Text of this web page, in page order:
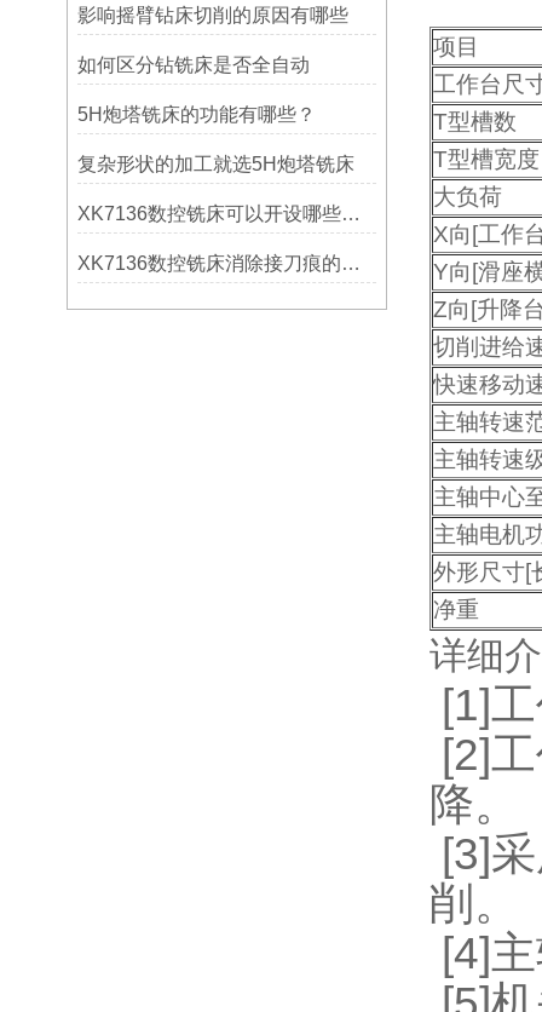
影响摇臂钻床切削的原因有哪些
如何区分钻铣床是否全自动
5H炮塔铣床的功能有哪些？
复杂形状的加工就选5H炮塔铣床
XK7136数控铣床可以开设哪些考核项目？
XK7136数控铣床消除接刀痕的操作
项目
工作台尺
T型槽数
T型槽宽度
大负荷
X向[工作
Y向[滑座
Z向[升降
切削进给
快速移动
主轴转速
主轴转速
主轴中心
主轴电机
外形尺寸[
净重
详细
[1]
[2]
降。
[3]
削。
[4]